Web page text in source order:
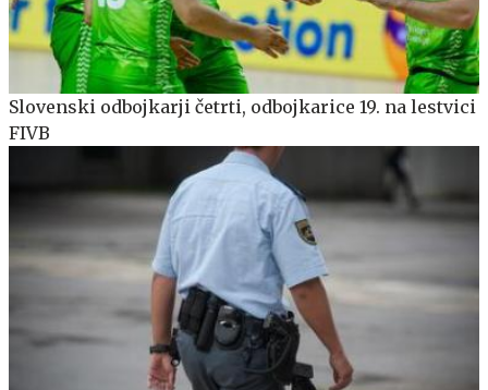
Slovenski odbojkarji četrti, odbojkarice 19. na lestvici
FIVB